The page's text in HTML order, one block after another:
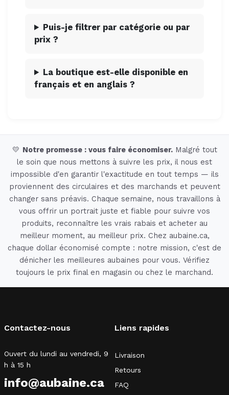
Puis-je filtrer par catégorie ou par
prix ?
La boutique est-elle disponible en
français et en anglais ?
💛 Notre promesse : vous faire économiser.Malgré tout
le soin que nous mettons à suivre les prix, il nous est
impossible d'en garantir l'exactitude en tout temps — ils
proviennent des circulaires et des marchands et peuvent
changer sans préavis. Chaque semaine, nous travaillons à
vous offrir un portrait juste et fiable pour suivre vos
produits, reconnaître les vrais rabais et acheter au
meilleur moment, au meilleur prix. Chez aubaine.ca,
chaque dollar économisé compte : notre mission, c'est de
dénicher les meilleures aubaines pour vous. Vérifiez
toujours le prix final en magasin ou chez le marchand.
Contactez-nous
Ouvert du lundi au vendredi, 9
h à 15 h
info@aubaine.ca
Liens rapides
Livraison
Retours
FAQ